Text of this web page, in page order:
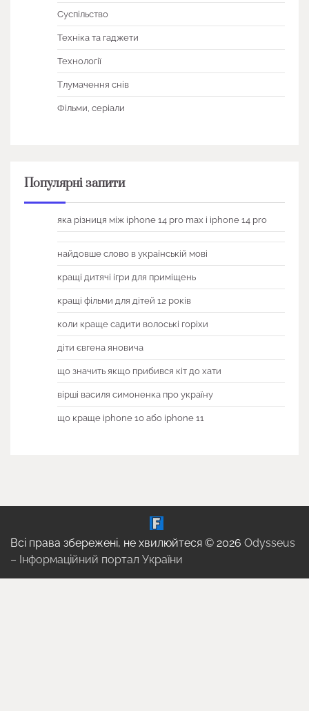
Суспільство
Техніка та гаджети
Технології
Тлумачення снів
Фільми, серіали
Популярні запити
яка різниця між iphone 14 pro max і iphone 14 pro
найдовше слово в українській мові
кращі дитячі ігри для приміщень
кращі фільми для дітей 12 років
коли краще садити волоські горіхи
діти євгена яновича
що значить якщо прибився кіт до хати
вірші василя симоненка про україну
що краще iphone 10 або iphone 11
Всі права збережені, не хвилюйтеся © 2026 Odysseus
– Інформаційний портал України